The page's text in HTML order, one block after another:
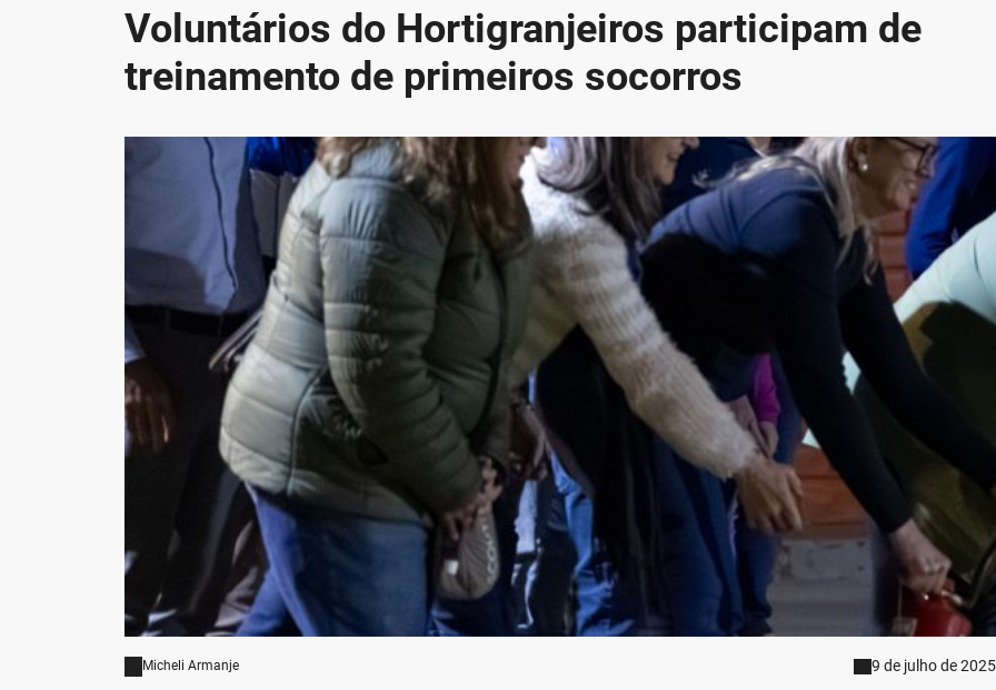
Voluntários do Hortigranjeiros participam de
treinamento de primeiros socorros
Micheli Armanje 9 de julho de 2025